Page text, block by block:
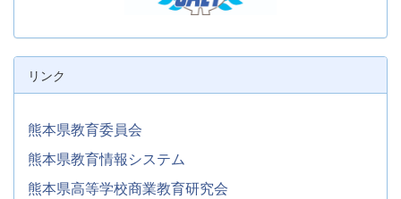
リンク
熊本県教育委員会
熊本県教育情報システム
熊本県高等学校商業教育研究会